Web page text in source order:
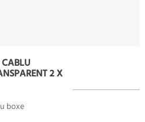
2 X
boxe